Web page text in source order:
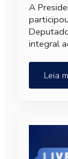
A
integral
Leia